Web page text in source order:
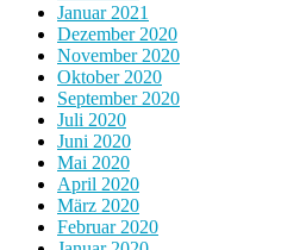
Januar 2021
Dezember 2020
November 2020
Oktober 2020
September 2020
Juli 2020
Juni 2020
Mai 2020
April 2020
März 2020
Februar 2020